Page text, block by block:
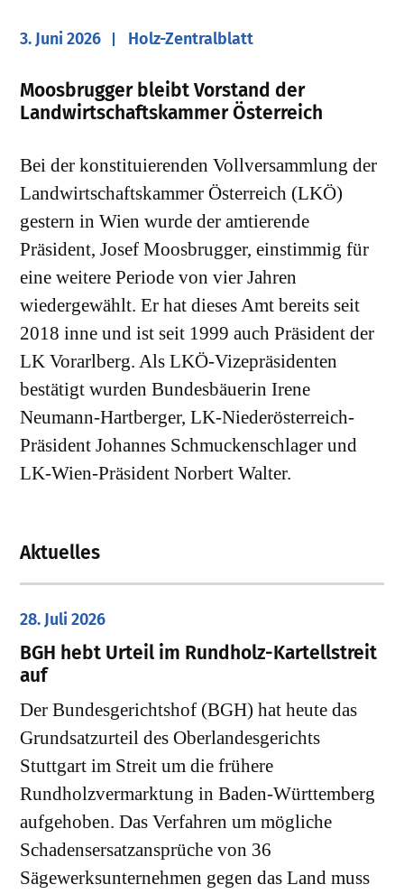
3. Juni 2026 Holz-Zentralblatt
Moosbrugger bleibt Vorstand der
Landwirtschaftskammer Österreich
Bei der konstituierenden Vollversammlung der
Landwirtschaftskammer Österreich (LKÖ)
gestern in Wien wurde der amtierende
Präsident, Josef Moosbrugger, einstimmig für
eine weitere Periode von vier Jahren
wiedergewählt. Er hat dieses Amt bereits seit
2018 inne und ist seit 1999 auch Präsident der
LK Vorarlberg. Als LKÖ-Vizepräsidenten
bestätigt wurden Bundesbäuerin Irene
Neumann-Hartberger, LK-Niederösterreich-
Präsident Johannes Schmuckenschlager und
LK-Wien-Präsident Norbert Walter.
Aktuelles
28. Juli 2026
​BGH hebt Urteil im Rundholz-Kartellstreit
auf
Der Bundesgerichtshof (BGH) hat heute das
Grundsatzurteil des Oberlandesgerichts
Stuttgart im Streit um die frühere
Rundholzvermarktung in Baden-Württemberg
aufgehoben. Das Verfahren um mögliche
Schadensersatzansprüche von 36
Sägewerksunternehmen gegen das Land muss